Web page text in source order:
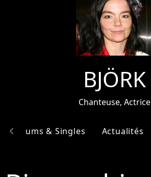
BJÖRK
Chanteuse, Actrice
Albums & Singles Actualités
chevron_left